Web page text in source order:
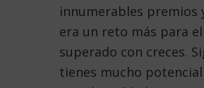
innumerables premios
era un reto más para
superado con creces.
tienes mucho